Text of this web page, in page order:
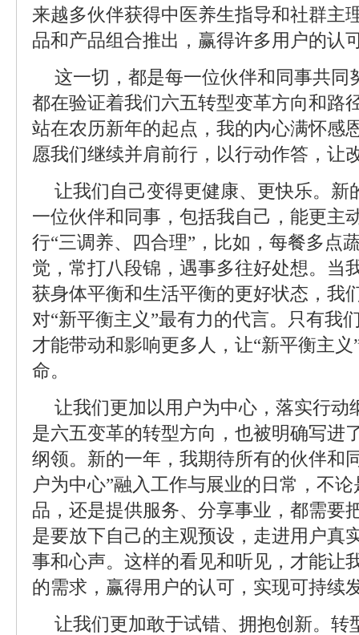
来越多伙伴获得中医养生指导和社群主
品和产品组合推出，赢得许多用户的
这一切，都是每一位伙伴和同事共同
都在验证着我们六五转型变革方向和路
站在农历新年的起点，我的内心满怀感
愿我们继续并肩前行，以行动作答，
让我们自己变得更健康、更快乐。新
一位伙伴和同事，包括我自己，能更主
行“三调养、四合理”，比如，每餐多点
觉，常打八段锦，遇事多往好处想。当
获身体平衡和生活平衡的更好状态，我
对“新平衡主义”最有力的代言。只有我
才能带动和影响更多人，让“新平衡主
命。
让我们更加以用户为中心，落实行动
是六五变革的转型方向，也被明确写进
纲领。新的一年，我期待所有的伙伴和
户为中心”融入工作与展业的日常，不
品，还是提供服务、分享事业，都需要
是要放下自己的主观预设，走进用户真
事和心声。这样的看见和听见，才能让
的需求，赢得用户的认可，实现可持续
让我们更加敢于试错、拥抱创新。转